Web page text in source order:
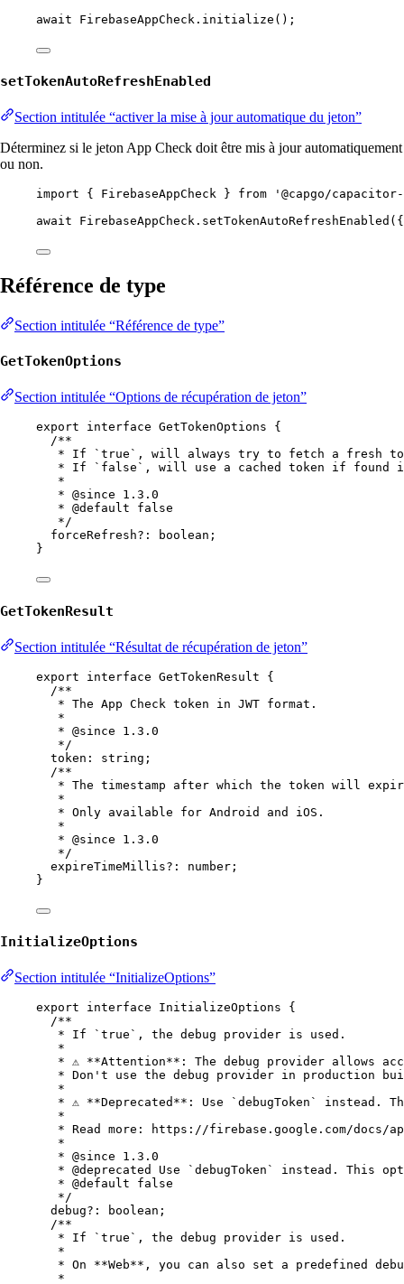
await FirebaseAppCheck. initialize ();
setTokenAutoRefreshEnabled
Section intitulée “activer la mise à jour automatique du jeton”
Déterminez si le jeton App Check doit être mis à jour automatiquement
ou non.
import { FirebaseAppCheck } from
'@capgo/
await FirebaseAppCheck. setTokenAutoRefreshEnabled
Référence de type
Section intitulée “Référence de type”
GetTokenOptions
Section intitulée “Options de récupération de jeton”
export interface GetTokenOptions {
/**
* If `true`, will always try to fetch a fresh
* If `false`, will use a cached token if found
*
* @since 1.3.0
* @default
false
*/
forceRefresh?: boolean ;
}
GetTokenResult
Section intitulée “Résultat de récupération de jeton”
export interface GetTokenResult {
/**
* The App Check token in JWT format.
*
* @since 1.3.0
*/
token : string ;
/**
* The timestamp after which the token will
*
* Only available for Android and iOS.
*
* @since 1.3.0
*/
expireTimeMillis?: number ;
}
InitializeOptions
Section intitulée “InitializeOptions”
export interface InitializeOptions {
/**
* If `true`, the debug provider is used.
*
* ⚠️ **Attention**: The debug provider allows
* Don't use the debug provider in production
*
* ⚠️ **Deprecated**: Use `debugToken`
*
* Read more: https://firebase.google.com/docs/
*
* @since 1.3.0
* @deprecated
Use `debugToken` instead. This
* @default
false
*/
debug?: boolean ;
/**
* If `true`, the debug provider is used.
*
* On **Web**, you can also set a predefined
*